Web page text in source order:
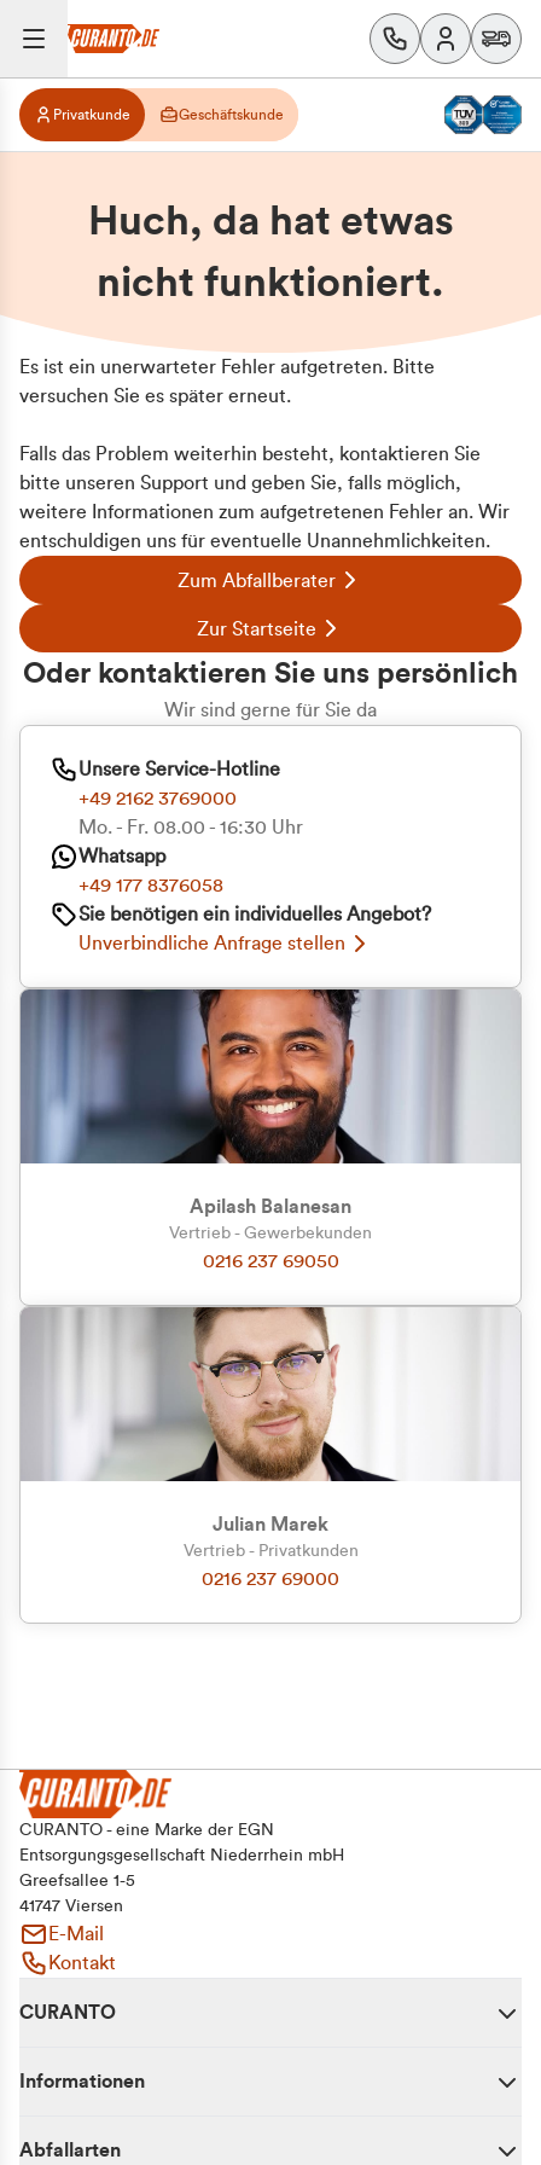
Zu welcher Kundengruppe
gehören Sie?
Privatkunde (inkl. MwSt.)
Geschäftskunde (exkl. MwSt.)
Privatkunde Geschäftskunde
Huch, da hat etwas
nicht funktioniert.
Es ist ein unerwarteter Fehler aufgetreten. Bitte
versuchen Sie es später erneut.
Falls das Problem weiterhin besteht, kontaktieren Sie
bitte unseren Support und geben Sie, falls möglich,
weitere Informationen zum aufgetretenen Fehler an. Wir
entschuldigen uns für eventuelle Unannehmlichkeiten.
Zum Abfallberater
Zur Startseite
Oder kontaktieren Sie uns persönlich
Wir sind gerne für Sie da
Unsere Service-Hotline
+49 2162 3769000
Mo. - Fr. 08.00 - 16:30 Uhr
Whatsapp
+49 177 8376058
Sie benötigen ein individuelles Angebot?
Unverbindliche Anfrage stellen
Apilash Balanesan
Vertrieb - Gewerbekunden
0216 237 69050
Julian Marek
Vertrieb - Privatkunden
0216 237 69000
CURANTO - eine Marke der EGN
Entsorgungsgesellschaft Niederrhein mbH
Greefsallee 1-5
41747 Viersen
E-Mail
Kontakt
CURANTO
Informationen
Abfallarten